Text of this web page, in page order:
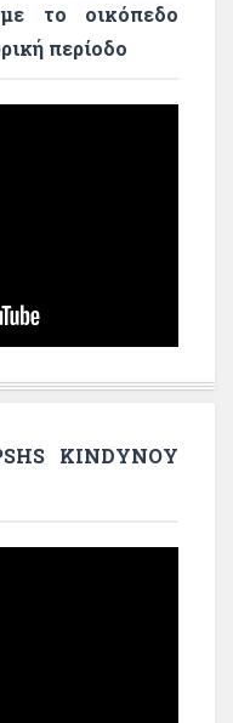
το οικόπεδο
περίοδο
KINDYNOY